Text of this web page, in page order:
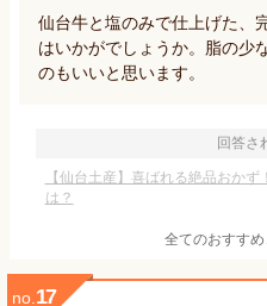
仙台牛と塩のみで仕上げた、
はいかがでしょうか。脂の少
のもいいと思います。
回答さ
【仙台土産】喜ばれる絶品おか
は？
全てのおすすめ
no. 17